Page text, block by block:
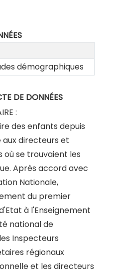
démographiques
DE DONNÉES
:
des enfants depuis
aux directeurs et
se trouvaient les
Après accord avec
Nationale,
du premier
à l'Enseignement
national de
Inspecteurs
régionaux
et les directeurs